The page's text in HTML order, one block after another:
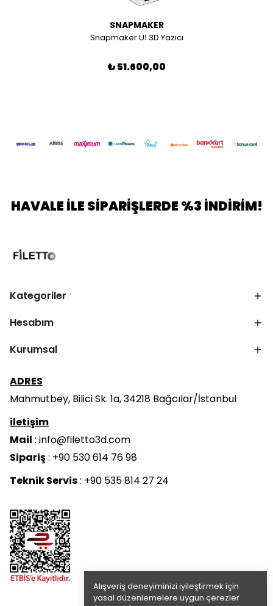
Alışveriş deneyiminizi iyileştirmek için
yasal düzenlemelere uygun çerezler
SNAPMAKER
Snapmaker U1 3D Yazıcı
₺ 51.600,00
HAVALE İLE SİPARİŞLERDE %3 İNDİRİM!
Kategoriler
Hesabım
Kurumsal
ADRES
Mahmutbey, Bilici Sk. 1a, 34218 Bağcılar/İstanbul
iletişim
Mail : info@filetto3d.com
Sipariş: +90 530 614 76 98
Teknik Servis: +90 535 814 27 24